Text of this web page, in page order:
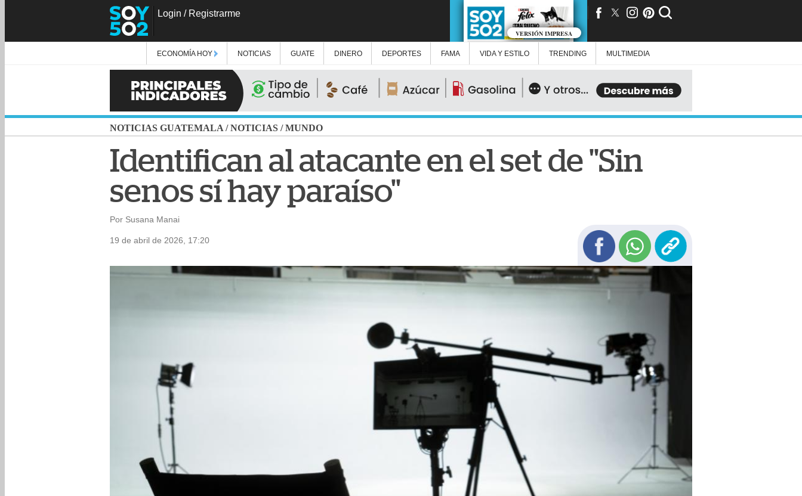
Login / Registrarme
VERSIÓN IMPRESA
ECONOMÍA HOY NOTICIAS GUATE DINERO DEPORTES FAMA VIDA Y ESTILO TRENDING MULTIMEDIA
NOTICIAS GUATEMALA /NOTICIAS /MUNDO
Identifican al atacante en el set de "Sin
senos sí hay paraíso"
Por Susana Manai
19 de abril de 2026, 17:20